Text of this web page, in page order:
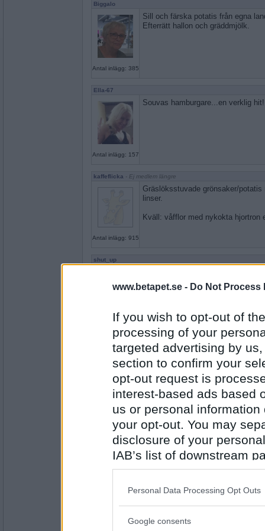
www.betapet.se - Do Not Process
If you wish to opt-out of
processing of your
targeted advertising by
section to confirm your
opt-out request is
interest-based ads based
us or personal
your opt-out. You may
disclosure of your
IAB’s list of downstream
also be disclosed by us
Downstream Participants
Please note that this
Personal Data Processing Opt Outs
Google consents
Biggalo
Antal inlägg: 385
Sill och färska potatis från egna
Efterrätt hallon och gräddmjölk.
Ella-67
Antal inlägg: 157
Souvas hamburgare...en verklig
kaffeflicka - Ej medlem längre
Antal inlägg: 915
Gräslöksstuvade grönsaker/
linser.
Kväll: våfflor med nykokta hjortron
shut_up
Antal inlägg: 134
Mammaoxå
Stekt rödspätta, stekt potatis.
Antal inlägg:
Korv Stroganoff och ris. :)
Färskpot, rökt lax och rädisor.